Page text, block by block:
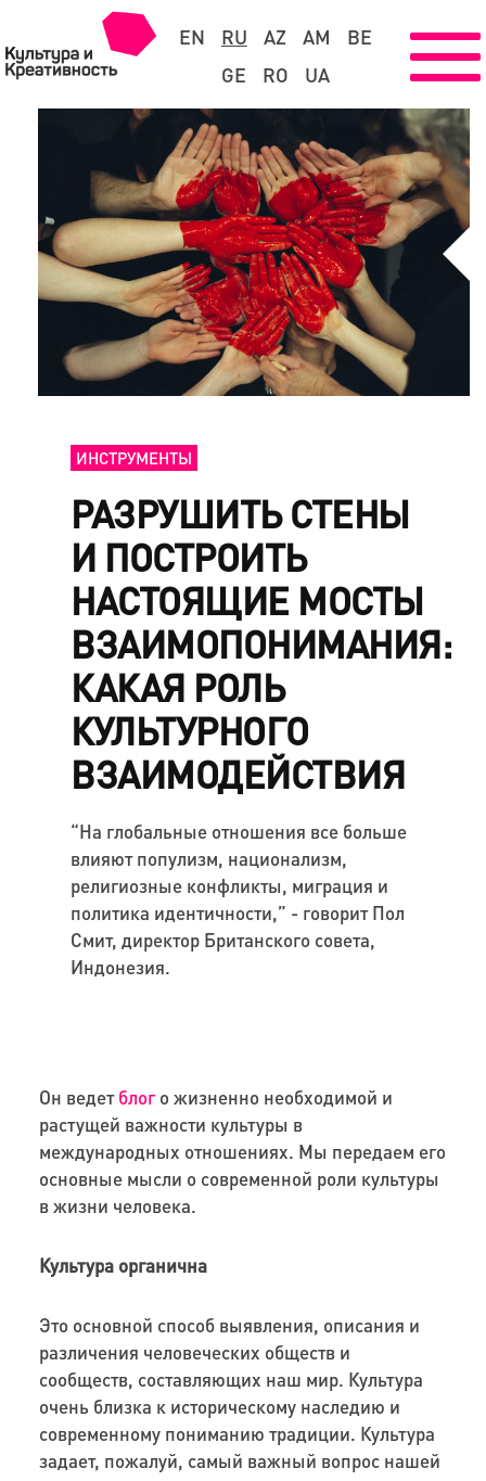
EN RU AZ AM
BE
GE
RO UA
ИНСТРУМЕНТЫ
РАЗРУШИТЬ СТЕНЫ
И ПОСТРОИТЬ
НАСТОЯЩИЕ МОСТЫ
ВЗАИМОПОНИМАНИЯ:
КАКАЯ РОЛЬ
КУЛЬТУРНОГО
ВЗАИМОДЕЙСТВИЯ
“На глобальные отношения все больше
влияют популизм, национализм,
религиозные конфликты, миграция и
политика идентичности,” - говорит Пол
Смит, директор Британского совета,
Индонезия.
Он ведетблого жизненно необходимой и
растущей важности культуры в
международных отношениях. Мы передаем его
основные мысли о современной роли культуры
в жизни человека.
Культура органична
Это основной способ выявления, описания и
различения человеческих обществ и
сообществ, составляющих наш мир. Культура
очень близка к историческому наследию и
современному пониманию традиции. Культура
задает, пожалуй, самый важный вопрос нашей